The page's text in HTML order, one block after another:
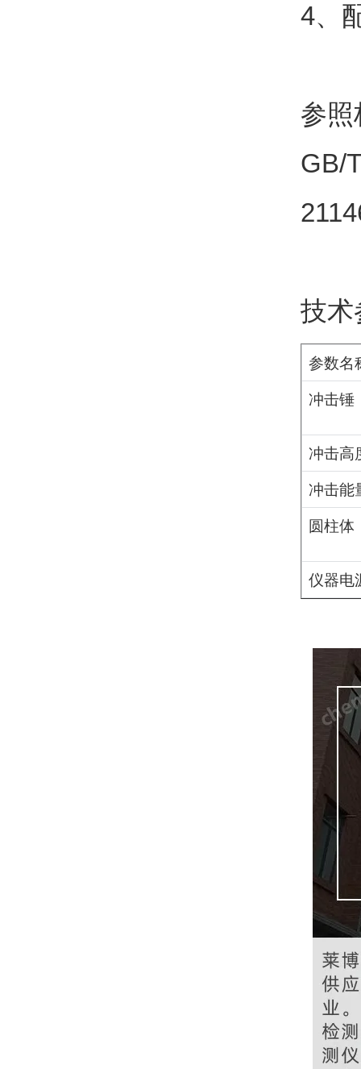
4、
参照
GB/
技术
参数名
冲击锤
冲击高
冲击能
圆柱体
仪器电